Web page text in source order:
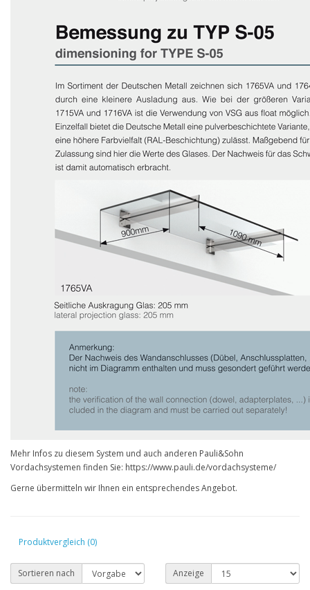
Mehr Infos zu diesem System und auch anderen Pauli&Sohn
Vordachsystemen finden Sie: https://www.pauli.de/vordachsysteme/
Gerne übermitteln wir Ihnen ein entsprechendes Angebot.
Produktvergleich (0)
Sortieren nach Anzeige